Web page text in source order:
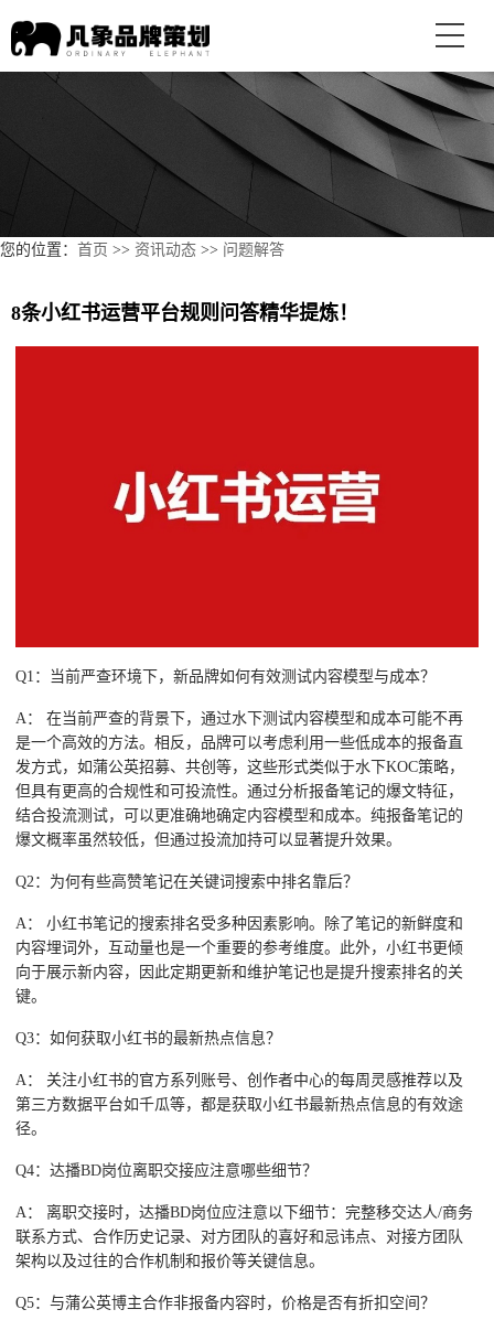
您的位置： 首页 >> 资讯动态 >> 问题解答
8条小红书运营平台规则问答精华提炼！
Q1：当前严查环境下，新品牌如何有效测试内容模型与成本？
A： 在当前严查的背景下，通过水下测试内容模型和成本可能不再
是一个高效的方法。相反，品牌可以考虑利用一些低成本的报备直
发方式，如蒲公英招募、共创等，这些形式类似于水下KOC策略，
但具有更高的合规性和可投流性。通过分析报备笔记的爆文特征，
结合投流测试，可以更准确地确定内容模型和成本。纯报备笔记的
爆文概率虽然较低，但通过投流加持可以显著提升效果。
Q2：为何有些高赞笔记在关键词搜索中排名靠后？
A： 小红书笔记的搜索排名受多种因素影响。除了笔记的新鲜度和
内容埋词外，互动量也是一个重要的参考维度。此外，小红书更倾
向于展示新内容，因此定期更新和维护笔记也是提升搜索排名的关
键。
Q3：如何获取小红书的最新热点信息？
A： 关注小红书的官方系列账号、创作者中心的每周灵感推荐以及
第三方数据平台如千瓜等，都是获取小红书最新热点信息的有效途
径。
Q4：达播BD岗位离职交接应注意哪些细节？
A： 离职交接时，达播BD岗位应注意以下细节：完整移交达人/商务
联系方式、合作历史记录、对方团队的喜好和忌讳点、对接方团队
架构以及过往的合作机制和报价等关键信息。
Q5：与蒲公英博主合作非报备内容时，价格是否有折扣空间？